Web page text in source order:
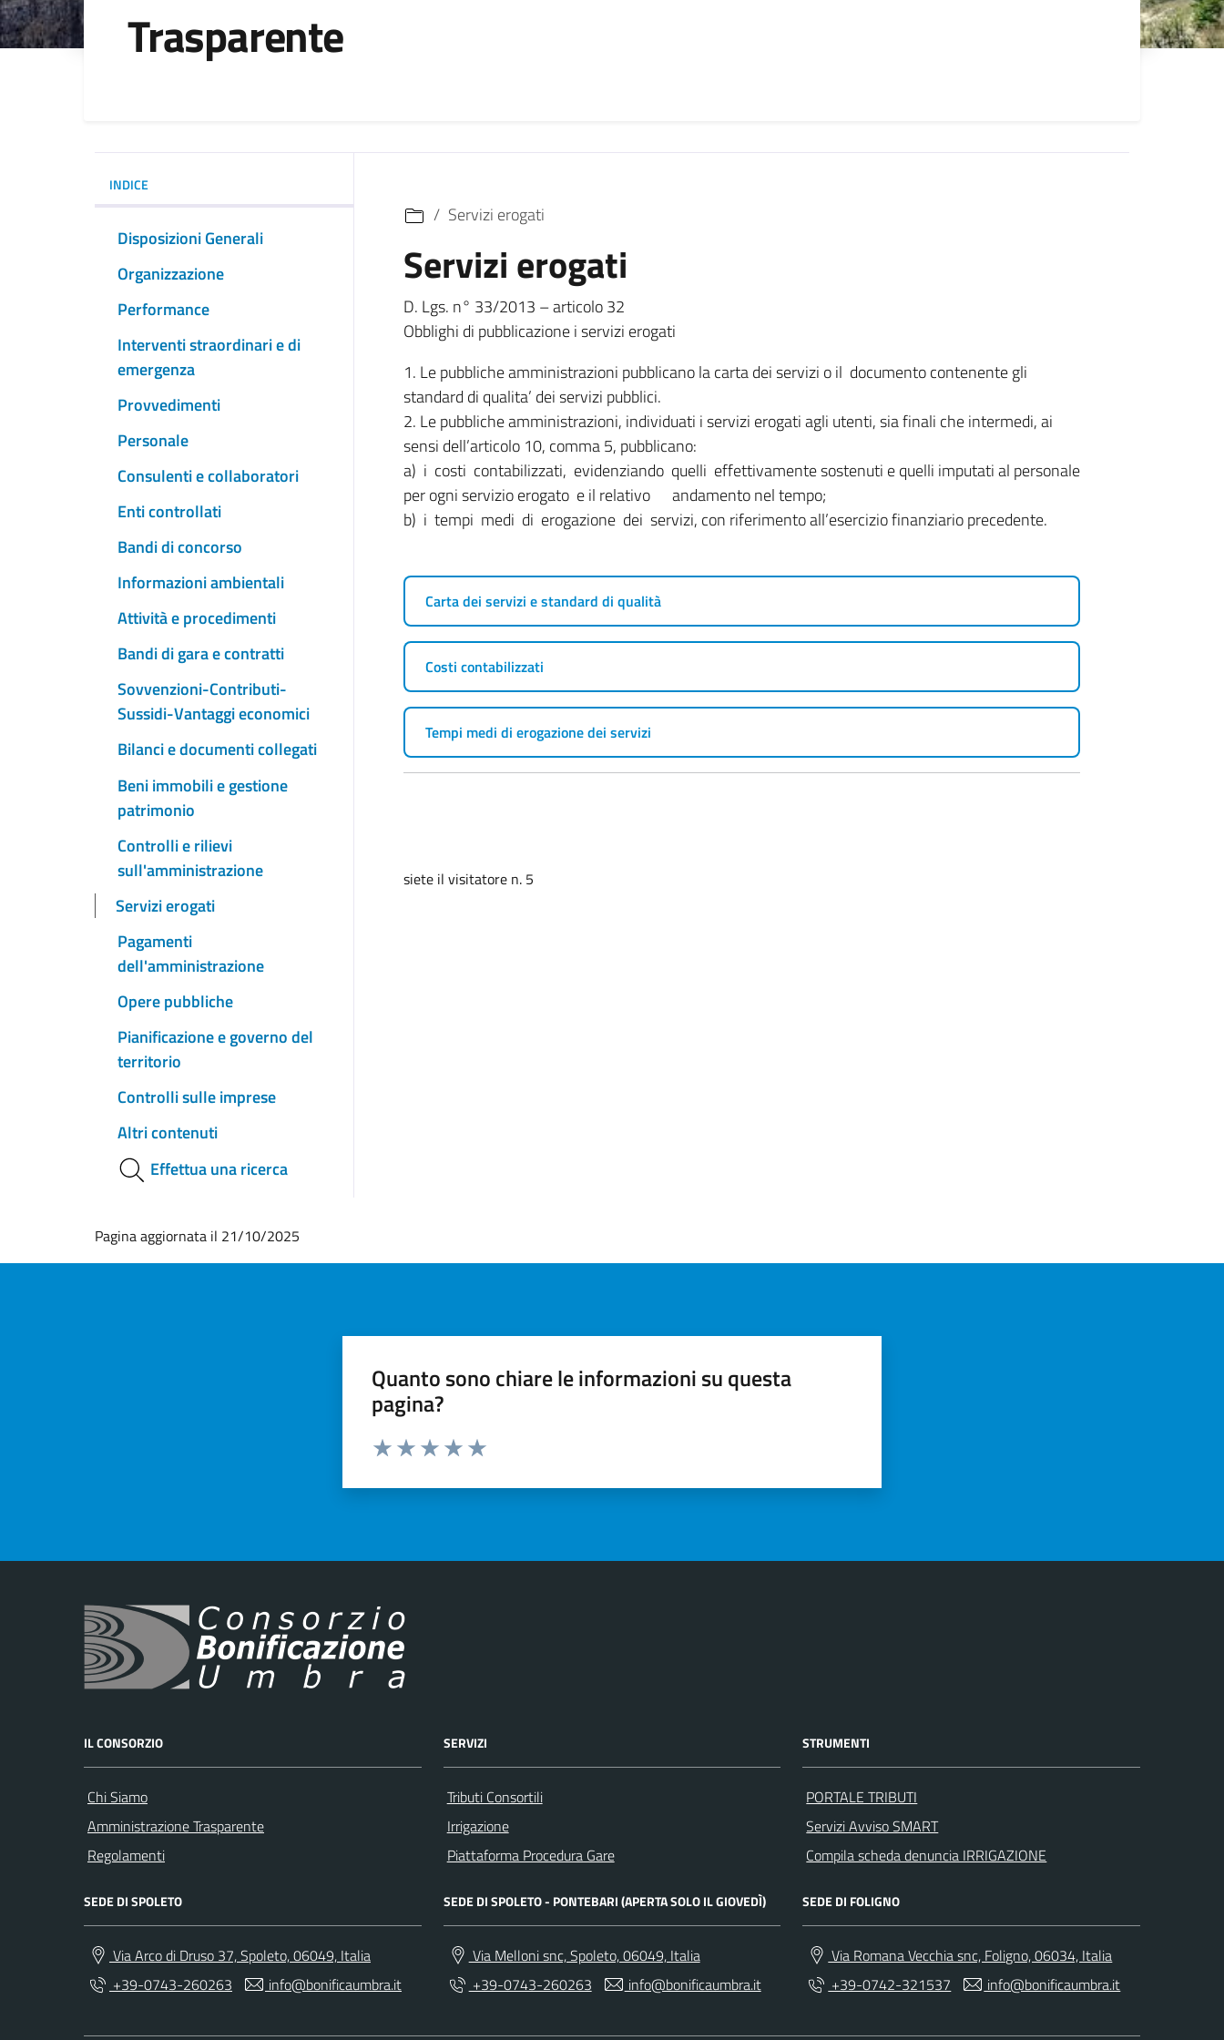
Trasparente
INDICE
Disposizioni Generali
Organizzazione
Performance
Interventi straordinari e di
emergenza
Provvedimenti
Personale
Consulenti e collaboratori
Enti controllati
Bandi di concorso
Informazioni ambientali
Attività e procedimenti
Bandi di gara e contratti
Sovvenzioni-Contributi-
Sussidi-Vantaggi economici
Bilanci e documenti collegati
Beni immobili e gestione
patrimonio
Controlli e rilievi
sull'amministrazione
Servizi erogati
Pagamenti
dell'amministrazione
Opere pubbliche
Pianificazione e governo del
territorio
Controlli sulle imprese
Altri contenuti
Effettua una ricerca
Servizi erogati
Servizi erogati
D. Lgs. n° 33/2013 – articolo 32
Obblighi di pubblicazione i servizi erogati
1. Le pubbliche amministrazioni pubblicano la carta dei servizi o il documento contenente gli
standard di qualita’ dei servizi pubblici.
2. Le pubbliche amministrazioni, individuati i servizi erogati agli utenti, sia finali che intermedi, ai
sensi dell’articolo 10, comma 5, pubblicano:
a) i costi contabilizzati, evidenziando quelli effettivamente sostenuti e quelli imputati al personale
per ogni servizio erogato e il relativo andamento nel tempo;
b) i tempi medi di erogazione dei servizi, con riferimento all’esercizio finanziario precedente.
Carta dei servizi e standard di qualità
Costi contabilizzati
Tempi medi di erogazione dei servizi
siete il visitatore n. 5
Pagina aggiornata il 21/10/2025
Quanto sono chiare le informazioni su questa
pagina?
IL CONSORZIO
Chi Siamo
Amministrazione Trasparente
Regolamenti
SEDE DI SPOLETO
Via Arco di Druso 37, Spoleto, 06049, Italia
+39-0743-260263
info@bonificaumbra.it
SERVIZI
Tributi Consortili
Irrigazione
Piattaforma Procedura Gare
SEDE DI SPOLETO - PONTEBARI (APERTA SOLO IL GIOVEDÌ)
Via Melloni snc, Spoleto, 06049, Italia
+39-0743-260263
info@bonificaumbra.it
STRUMENTI
PORTALE TRIBUTI
Servizi Avviso SMART
Compila scheda denuncia IRRIGAZIONE
SEDE DI FOLIGNO
Via Romana Vecchia snc, Foligno, 06034, Italia
+39-0742-321537
info@bonificaumbra.it